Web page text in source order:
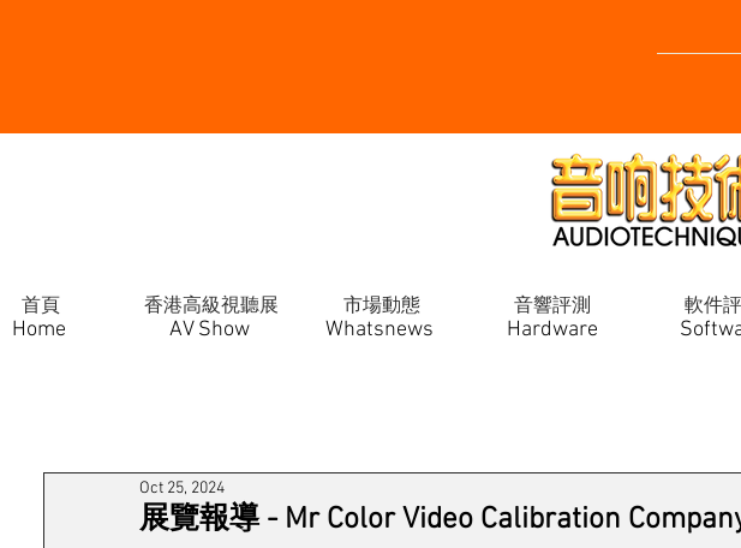
Home
首頁 香港高級視聽展 市場動態 音響評測 軟件
AV Show Whatsnews Hardware
展覽報導 - Mr Color Video Calibration
Oct 25, 2024